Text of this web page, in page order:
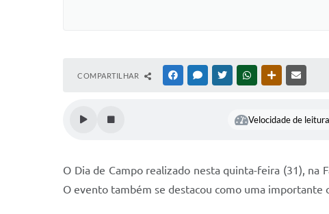
COMPARTILHAR FACEBOOKMESSENGER
TWITTERWHATSAPPOUTRAS
Velocidade de
O Dia de Campo realizado nesta quinta-feira (31), na
O evento também se destacou como uma importante